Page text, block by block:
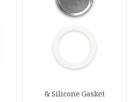
Silicone Gasket &